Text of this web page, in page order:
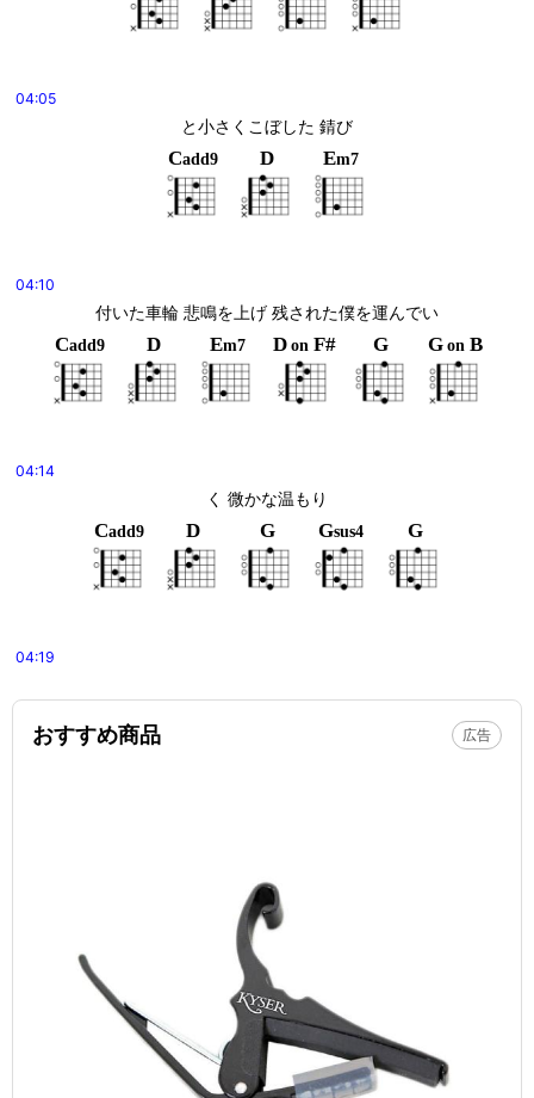
04:05
と小さくこぼした 錆び
Cadd9 D Em7
04:10
付いた車輪 悲鳴を上げ 残された僕を運んでい
Cadd9 D Em7 D on F# G G on B
04:14
く 微かな温もり
Cadd9 D G Gsus4 G
04:19
おすすめ商品 広告